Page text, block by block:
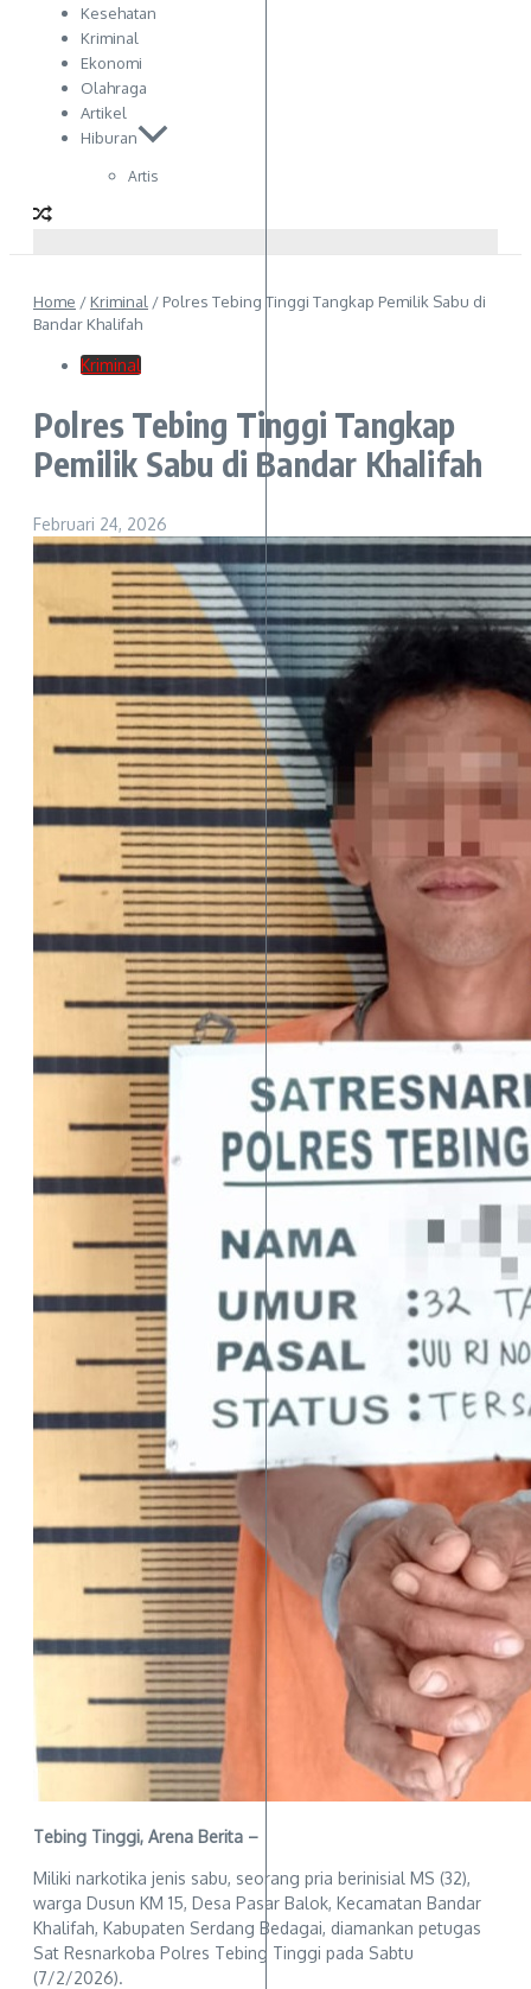
Kesehatan
Kriminal
Ekonomi
Olahraga
Artikel
Hiburan
Artis
Home / Kriminal / Polres Tebing Tinggi Tangkap Pemilik Sabu di
Bandar Khalifah
Kriminal
Polres Tebing Tinggi Tangkap
Pemilik Sabu di Bandar Khalifah
Februari 24, 2026
Tebing Tinggi, Arena Berita –
Miliki narkotika jenis sabu, seorang pria berinisial MS (32),
warga Dusun KM 15, Desa Pasar Balok, Kecamatan Bandar
Khalifah, Kabupaten Serdang Bedagai, diamankan petugas
Sat Resnarkoba Polres Tebing Tinggi pada Sabtu
(7/2/2026).